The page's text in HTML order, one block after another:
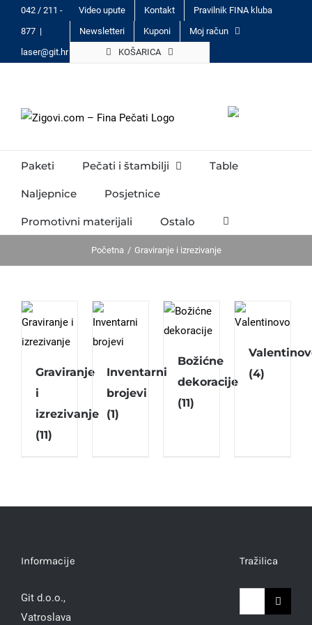
content
042 / 211 -
877 |
laser@git.hr
Video upute Kontakt
Pravilnik FINA kluba
Newsletteri
Kuponi
Moj račun
KOŠARICA
Paketi Pečati i štambilji Table
Naljepnice Posjetnice
Promotivni materijali Ostalo
Početna Graviranje i izrezivanje
Graviranje
i
izrezivanje
(11)
Inventarni
brojevi
(1)
Božićne
dekoracije
(11)
(4)
Informacije
Git d.o.o.,
Vatroslava
Tražilica